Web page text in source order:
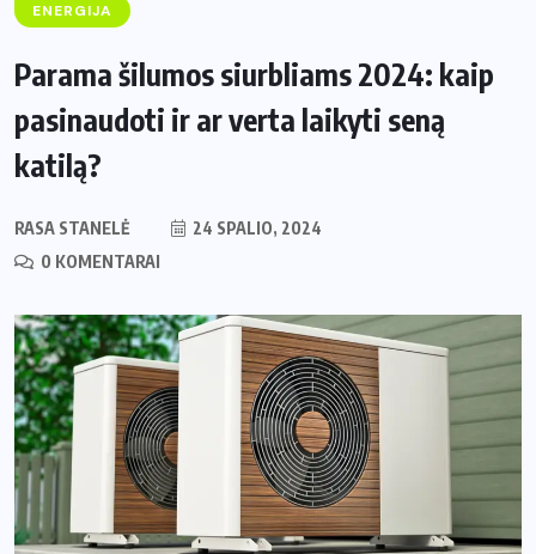
ENERGIJA
Parama šilumos siurbliams 2024: kaip
pasinaudoti ir ar verta laikyti seną
katilą?
RASA STANELĖ
24 SPALIO, 2024
0 KOMENTARAI